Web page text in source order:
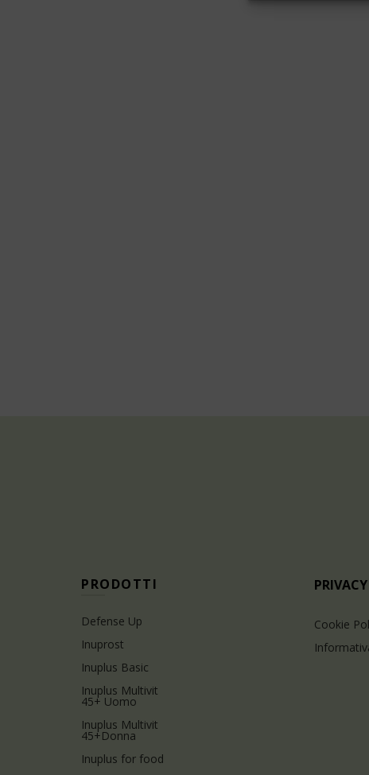
PRODOTTI
Defense Up
Inuprost
Inuplus Basic
Inuplus Multivit
45+ Uomo
Inuplus Multivit
45+Donna
Inuplus for food
Cookie